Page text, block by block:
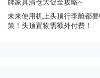
牌家具清仓大促全攻略~
未来使用机上头顶行李舱都
策！头顶置物需额外付费！